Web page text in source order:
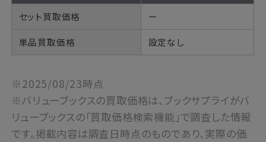
セット買取価格 ー
単品買取価格 設定なし
※2025/08/23時点
※バリューブックスの買取価格は、ブックサプライがバ
リューブックスの「買取価格検索機能」で調査した情報
です。掲載内容は調査日時点のものであり、実際の価